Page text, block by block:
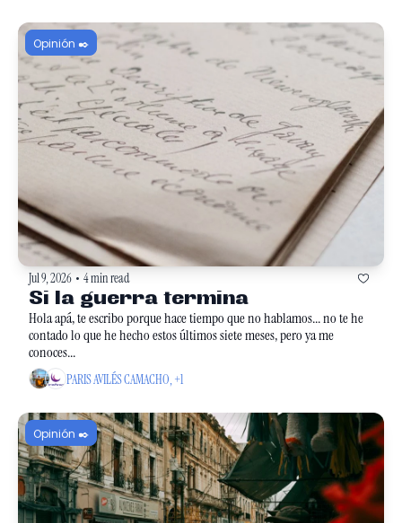
Opinión ✒️
Jul 9, 2026 • 4 min read
Si la guerra termina
Hola apá, te escribo porque hace tiempo que no hablamos... no te he
contado lo que he hecho estos últimos siete meses, pero ya me
conoces...
PARIS AVILÉS CAMACHO, +1
Opinión ✒️